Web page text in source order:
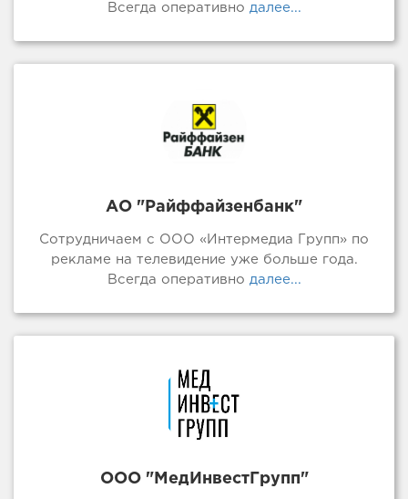
Всегда оперативно далее...
АО "Райффайзенбанк"
Сотрудничаем с ООО «Интермедиа Групп» по
рекламе на телевидение уже больше года.
Всегда оперативно далее...
ООО "МедИнвестГрупп"